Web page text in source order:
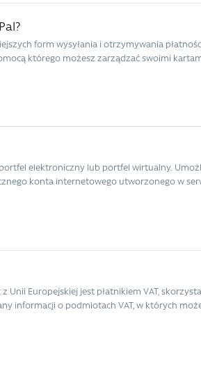
form wysyłania i otrzymywania
którego możesz zarządzać swoimi
elektroniczny lub portfel wirtualny.
konta internetowego utworzonego w
Unii Europejskiej jest płatnikiem VAT,
informacji o podmiotach VAT, w których